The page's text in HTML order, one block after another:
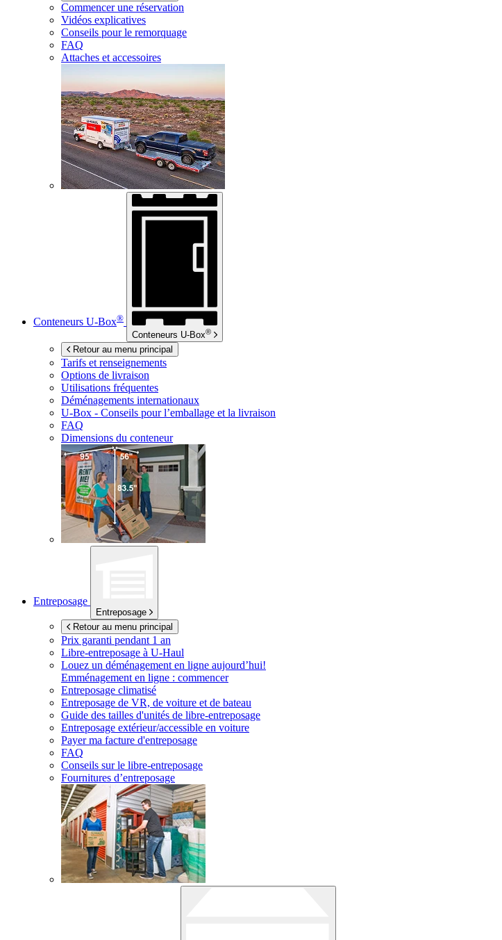
Commencer une réservation
Vidéos explicatives
Conseils pour le remorquage
FAQ
Attaches et accessoires
Conteneurs U-Box®
Conteneurs U-Box®
Retour au menu principal
Tarifs et renseignements
Options de livraison
Utilisations fréquentes
Déménagements internationaux
U-Box - Conseils pour l’emballage et la livraison
FAQ
Dimensions du conteneur
Entreposage
Entreposage
Retour au menu principal
Prix garanti pendant 1 an
Libre-entreposage à U-Haul
Louez un déménagement en ligne aujourd’hui!
Emménagement en ligne : commencer
Entreposage climatisé
Entreposage de VR, de voiture et de bateau
Guide des tailles d'unités de libre-entreposage
Entreposage extérieur/accessible en voiture
Payer ma facture d'entreposage
FAQ
Conseils sur le libre-entreposage
Fournitures d’entreposage